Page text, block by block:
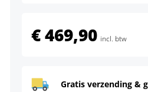
€ 469,90 incl. btw
Gratis verzending &